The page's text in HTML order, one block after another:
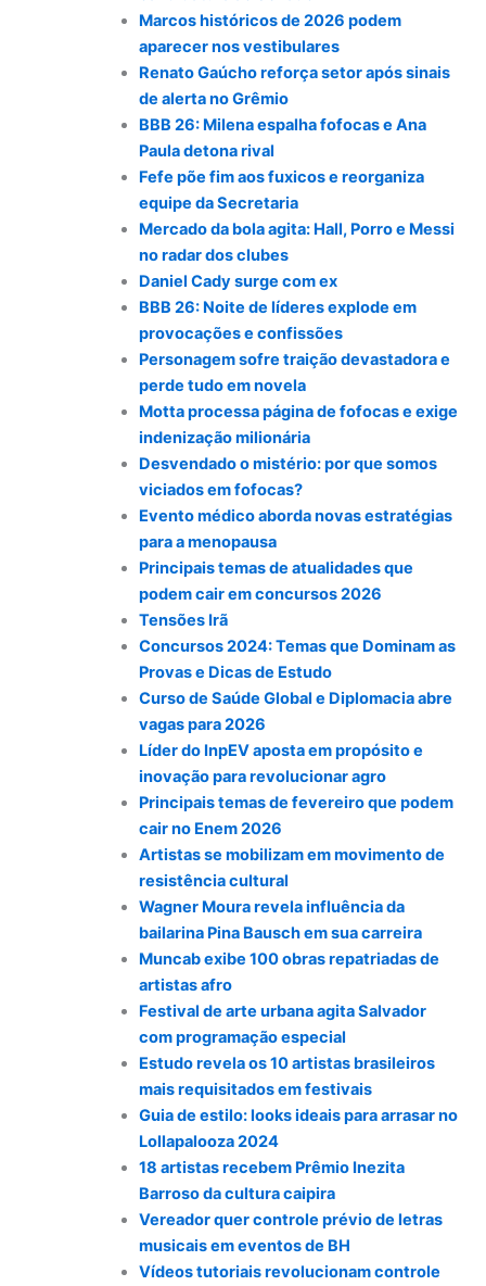
Marcos históricos de 2026 podem
aparecer nos vestibulares
Renato Gaúcho reforça setor após sinais
de alerta no Grêmio
BBB 26: Milena espalha fofocas e Ana
Paula detona rival
Fefe põe fim aos fuxicos e reorganiza
equipe da Secretaria
Mercado da bola agita: Hall, Porro e Messi
no radar dos clubes
Daniel Cady surge com ex
BBB 26: Noite de líderes explode em
provocações e confissões
Personagem sofre traição devastadora e
perde tudo em novela
Motta processa página de fofocas e exige
indenização milionária
Desvendado o mistério: por que somos
viciados em fofocas?
Evento médico aborda novas estratégias
para a menopausa
Principais temas de atualidades que
podem cair em concursos 2026
Tensões Irã
Concursos 2024: Temas que Dominam as
Provas e Dicas de Estudo
Curso de Saúde Global e Diplomacia abre
vagas para 2026
Líder do InpEV aposta em propósito e
inovação para revolucionar agro
Principais temas de fevereiro que podem
cair no Enem 2026
Artistas se mobilizam em movimento de
resistência cultural
Wagner Moura revela influência da
bailarina Pina Bausch em sua carreira
Muncab exibe 100 obras repatriadas de
artistas afro
Festival de arte urbana agita Salvador
com programação especial
Estudo revela os 10 artistas brasileiros
mais requisitados em festivais
Guia de estilo: looks ideais para arrasar no
Lollapalooza 2024
18 artistas recebem Prêmio Inezita
Barroso da cultura caipira
Vereador quer controle prévio de letras
musicais em eventos de BH
Vídeos tutoriais revolucionam controle